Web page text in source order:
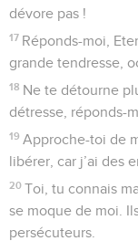
dévore pas !
17 Réponds-moi,
grande tendresse,
18 Ne te détourne
détresse, réponds-
19 Approche-toi de
libérer, car j’ai des
20 Toi, tu connais
se moque de moi.
persécuteurs.